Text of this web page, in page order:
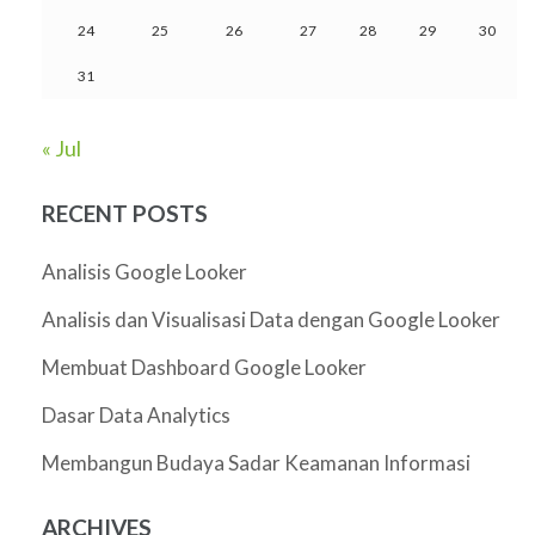
24 25 26 27 28 29 30
31
« Jul
RECENT POSTS
Analisis Google Looker
Analisis dan Visualisasi Data dengan Google Looker
Membuat Dashboard Google Looker
Dasar Data Analytics
Membangun Budaya Sadar Keamanan Informasi
ARCHIVES